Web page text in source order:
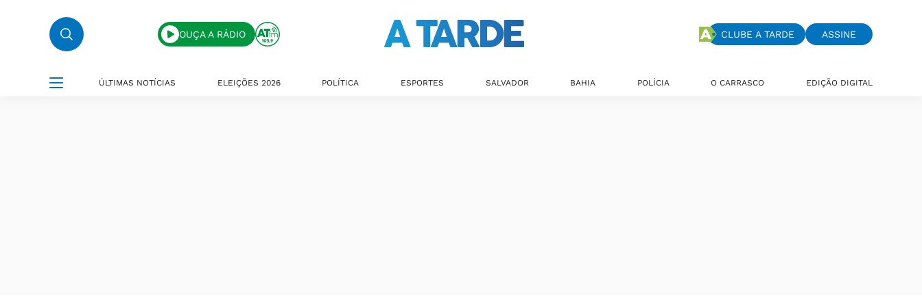
OUÇA A RÁDIO CLUBE A TARDE ASSINE
ÚLTIMAS NOTÍCIAS ELEIÇÕES 2026 POLÍTICA ESPORTES SALVADOR BAHIA POLÍCIA O CARRASCO EDIÇÃO DIGITAL